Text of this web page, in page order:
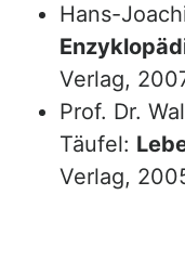
Hans-
Verlag,
Prof. Dr.
Täufel:
Verlag,